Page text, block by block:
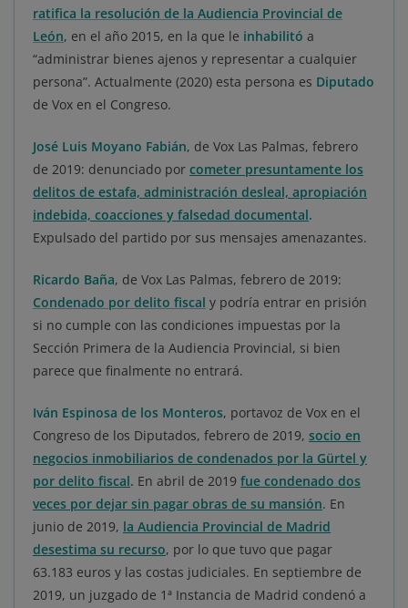
ratifica la resolución de la Audiencia Provincial de
León, en el año 2015, en la que le inhabilitó a
“administrar bienes ajenos y representar a cualquier
persona”. Actualmente (2020) esta persona es Diputado
de Vox en el Congreso.
José Luis Moyano Fabián, de Vox Las Palmas, febrero
de 2019: denunciado por cometer presuntamente los
delitos de estafa, administración desleal, apropiación
indebida, coacciones y falsedad documental.
Expulsado del partido por sus mensajes amenazantes.
Ricardo Baña, de Vox Las Palmas, febrero de 2019:
Condenado por delito fiscal y podría entrar en prisión
si no cumple con las condiciones impuestas por la
Sección Primera de la Audiencia Provincial, si bien
parece que finalmente no entrará.
Iván Espinosa de los Monteros, portavoz de Vox en el
Congreso de los Diputados, febrero de 2019, socio en
negocios inmobiliarios de condenados por la Gürtel y
por delito fiscal. En abril de 2019 fue condenado dos
veces por dejar sin pagar obras de su mansión. En
junio de 2019, la Audiencia Provincial de Madrid
desestima su recurso, por lo que tuvo que pagar
63.183 euros y las costas judiciales. En septiembre de
2019, un juzgado de 1ª Instancia de Madrid condenó a